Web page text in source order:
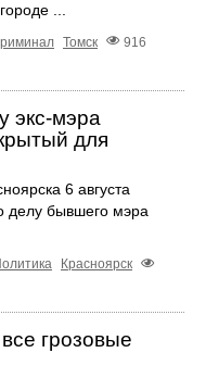
...
Томск
916
экс-мэра
для
6 августа
делу бывшего мэра
Красноярск
грозовые